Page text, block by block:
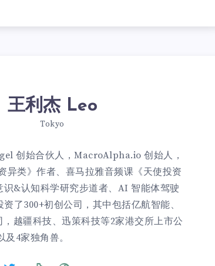
王利杰 Leo
Tokyo
创始合伙人，MacroAlpha.io 创始人，
异类》作者、喜马拉雅音频课《天使投资
&认知科学研究步道者、AI 智能体驾驶
了300+初创公司，其中包括亿航智能、
越疆科技、迅策科技等2家港交所上市公
及4家独角兽。